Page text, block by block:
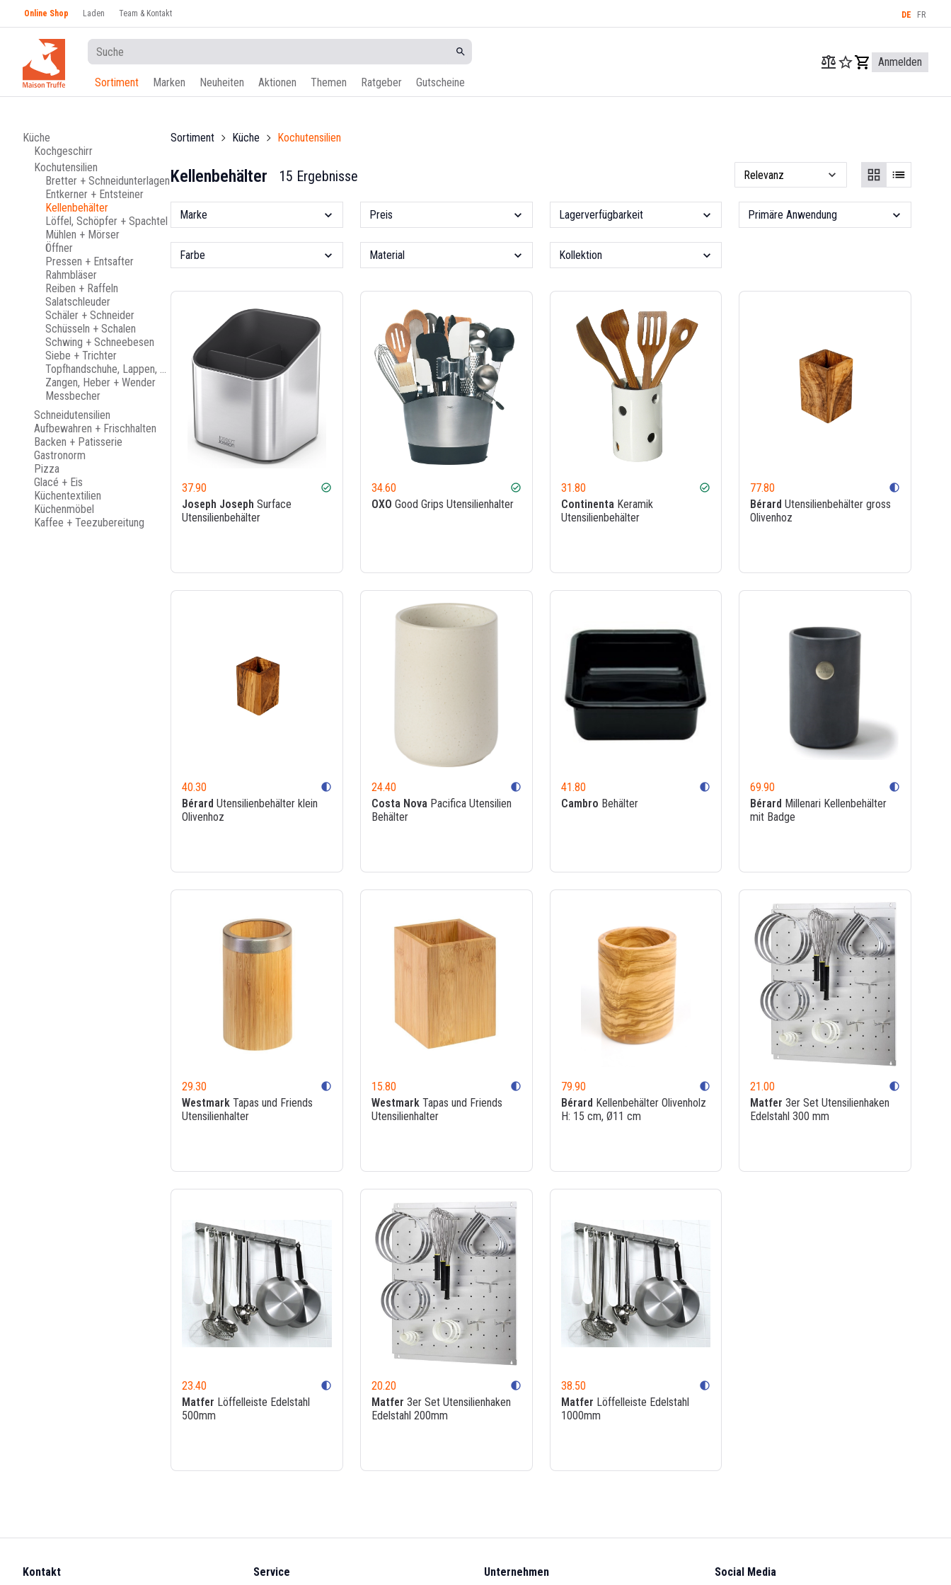
Online Shop Laden Team & Kontakt DE FR
Sortiment Marken Neuheiten Aktionen Themen Ratgeber Gutscheine
Anmelden
Küche
Kochgeschirr
Kochutensilien
Bretter + Schneidunterlagen
Entkerner + Entsteiner
Kellenbehälter
Löffel, Schöpfer + Spachtel
Mühlen + Mörser
Öffner
Pressen + Entsafter
Rahmbläser
Reiben + Raffeln
Salatschleuder
Schäler + Schneider
Schüsseln + Schalen
Schwing + Schneebesen
Siebe + Trichter
Topfhandschuhe, Lappen, Schürzen
Zangen, Heber + Wender
Messbecher
Schneidutensilien
Aufbewahren + Frischhalten
Backen + Patisserie
Gastronorm
Pizza
Glacé + Eis
Küchentextilien
Küchenmöbel
Kaffee + Teezubereitung
Sortiment Küche Kochutensilien
Kellenbehälter 15 Ergebnisse
Marke Preis Lagerverfügbarkeit Primäre Anwendung
Farbe Material Kollektion
37.90 check_circle
Joseph Joseph Surface
Utensilienbehälter
34.60 check_circle
OXO Good Grips Utensilienhalter
31.80 check_circle
ContinentaKeramik
Utensilienbehälter
77.80 contrast
Bérard Utensilienbehälter gross
Olivenhoz
40.30 contrast
Bérard Utensilienbehälter klein
Olivenhoz
24.40 contrast
Costa NovaPacifica Utensilien
Behälter
41.80 contrast
Cambro Behälter
69.90 contrast
Bérard Millenari Kellenbehälter
mit Badge
29.30 contrast
Westmark Tapas und Friends
Utensilienhalter
15.80 contrast
WestmarkTapas und Friends
Utensilienhalter
79.90 contrast
Bérard Kellenbehälter Olivenholz
H: 15 cm, Ø11 cm
21.00 contrast
Matfer 3er Set Utensilienhaken
Edelstahl 300 mm
23.40 contrast
Matfer Löffelleiste Edelstahl
500mm
20.20 contrast
Matfer 3er Set Utensilienhaken
Edelstahl 200mm
38.50 contrast
Matfer Löffelleiste Edelstahl
1000mm
Kontakt Service Unternehmen Social Media